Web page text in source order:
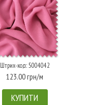
Штрих-код: 5004042
123.00 грн/м
КУПИТИ